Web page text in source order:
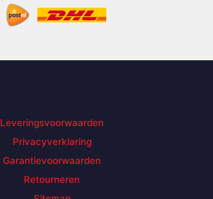
Leveringsvoorwaarden
Privacyverklaring
Garantievoorwaarden
Retourneren